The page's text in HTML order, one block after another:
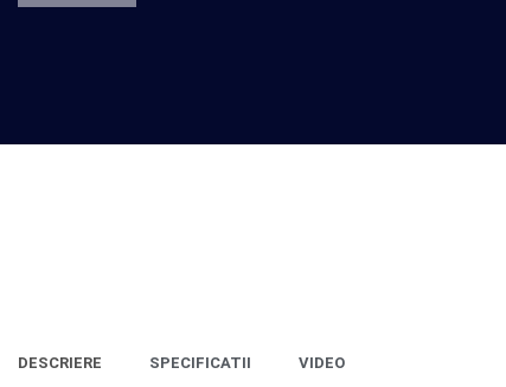
DESCRIERE SPECIFICATII VIDEO